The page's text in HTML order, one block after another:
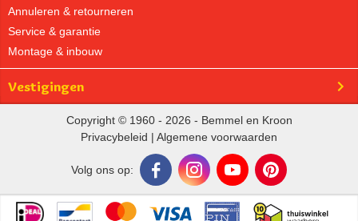
Annuleren & retourneren
Service & garantie
Montage & inbouw
Vestigingen
Copyright © 1960 - 2026 - Bemmel en Kroon
Privacybeleid | Algemene voorwaarden
Volg ons op: